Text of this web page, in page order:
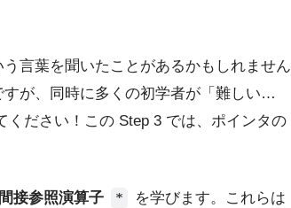
言葉を聞いたことがあるかもしれません
が、同時に多くの初学者が「難しい…
ください！この Step 3 では、ポインタの
間接参照演算子 *
を学びます。これらは